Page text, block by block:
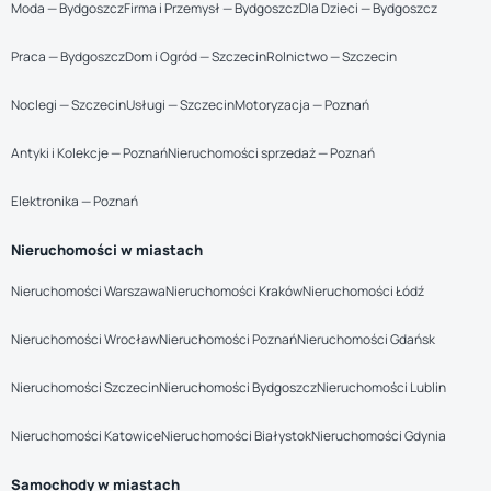
Moda — BydgoszczFirma i Przemysł — BydgoszczDla Dzieci — Bydgoszcz
Praca — BydgoszczDom i Ogród — SzczecinRolnictwo — Szczecin
Noclegi — SzczecinUsługi — SzczecinMotoryzacja — Poznań
Antyki i Kolekcje — PoznańNieruchomości sprzedaż — Poznań
Elektronika — Poznań
Nieruchomości w miastach
Nieruchomości WarszawaNieruchomości KrakówNieruchomości Łódź
Nieruchomości WrocławNieruchomości PoznańNieruchomości Gdańsk
Nieruchomości SzczecinNieruchomości BydgoszczNieruchomości Lublin
Nieruchomości KatowiceNieruchomości BiałystokNieruchomości Gdynia
Samochody w miastach